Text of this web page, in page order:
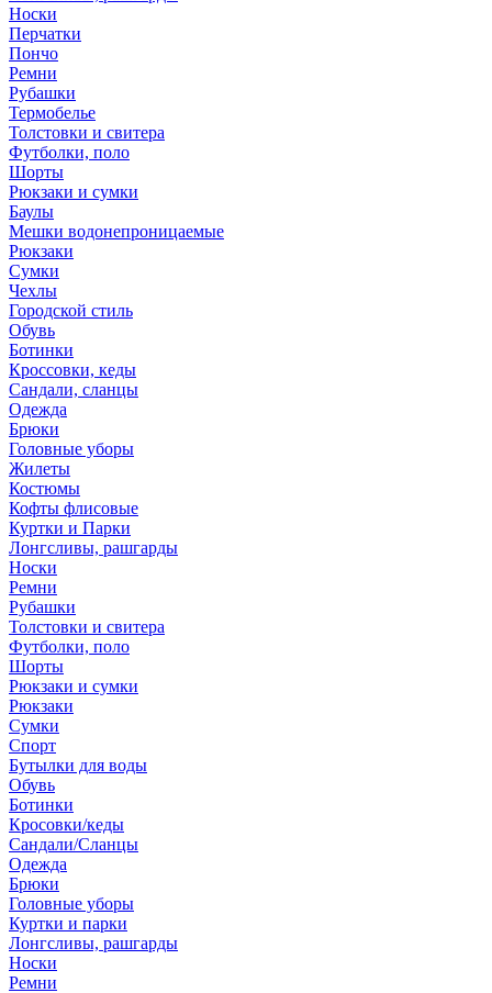
Носки
Перчатки
Пончо
Ремни
Рубашки
Термобелье
Толстовки и свитера
Футболки, поло
Шорты
Рюкзаки и сумки
Баулы
Мешки водонепроницаемые
Рюкзаки
Сумки
Чехлы
Городской стиль
Обувь
Ботинки
Кроссовки, кеды
Сандали, сланцы
Одежда
Брюки
Головные уборы
Жилеты
Костюмы
Кофты флисовые
Куртки и Парки
Лонгсливы, рашгарды
Носки
Ремни
Рубашки
Толстовки и свитера
Футболки, поло
Шорты
Рюкзаки и сумки
Рюкзаки
Сумки
Спорт
Бутылки для воды
Обувь
Ботинки
Кросовки/кеды
Сандали/Сланцы
Одежда
Брюки
Головные уборы
Куртки и парки
Лонгсливы, рашгарды
Носки
Ремни